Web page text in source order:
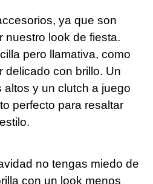
ya que son
nuestro look de fiesta.
pero llamativa, como
delicado con brillo. Un
altos y un clutch a juego
perfecto para resaltar
no tengas miedo de
con un look menos